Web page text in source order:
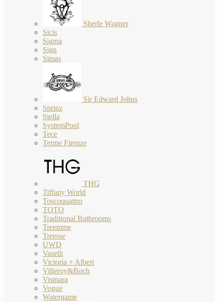
Sherle Wagner
Sicis
Sigma
Sign
Simas
Sir Edward Johns
Sprinz
Stella
SystemPool
Tece
Terme Firenze
THG
Tiffany World
Toscoquattro
TOTO
Traditional Bathrooms
Treemme
Treesse
UWD
Vaselli
Victoria + Albert
Villeroy&Boch
Vismara
Vogue
Watergame